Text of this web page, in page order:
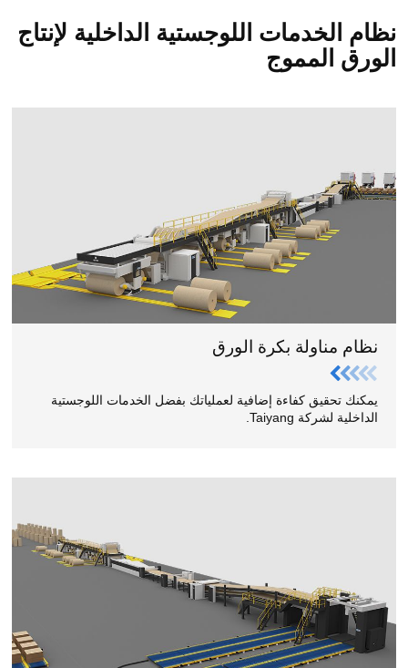
نظام الخدمات اللوجستية الداخلية لإنتاج
الورق المموج
نظام مناولة بكرة الورق
يمكنك تحقيق كفاءة إضافية لعملياتك بفضل الخدمات اللوجستية
الداخلية لشركة Taiyang.